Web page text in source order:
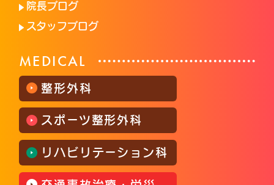
院長ブログ
スタッフブログ
MEDICAL
整形外科
スポーツ整形外科
リハビリテーション科